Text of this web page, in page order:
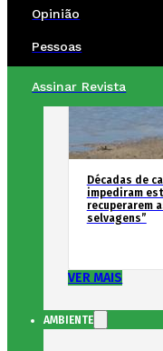
Opinião
Pessoas
Assinar Revista
Décadas de
impediram
recuperarem
selvagens”
VER MAIS
AMBIENTE